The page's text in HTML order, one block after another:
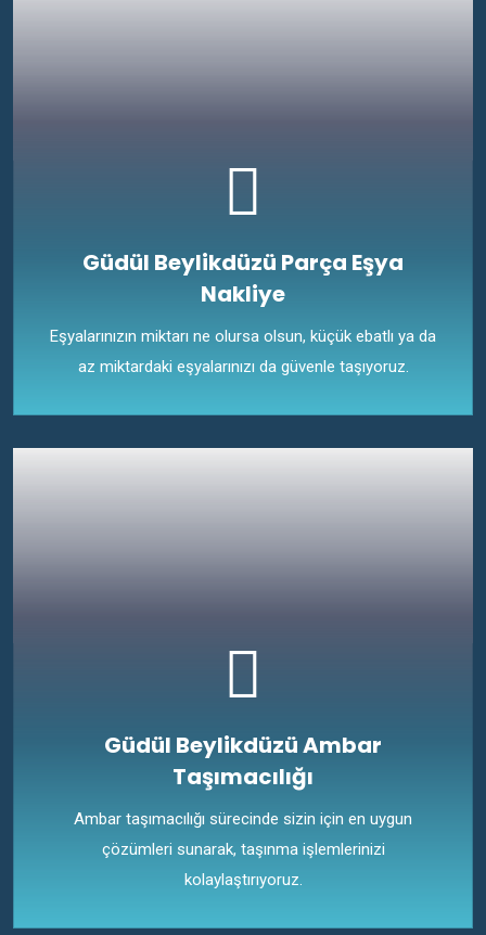
Güdül Beylikdüzü Parça Eşya
Nakliye
Eşyalarınızın miktarı ne olursa olsun, küçük ebatlı ya da
az miktardaki eşyalarınızı da güvenle taşıyoruz.
Güdül Beylikdüzü Ambar
Taşımacılığı
Ambar taşımacılığı sürecinde sizin için en uygun
çözümleri sunarak, taşınma işlemlerinizi
kolaylaştırıyoruz.